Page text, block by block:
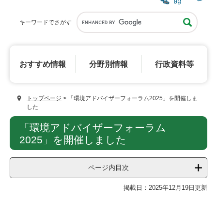
キーワードでさがす
おすすめ情報 分野別情報 行政資料等
トップページ >
「環境アドバイザーフォーラム2025」を開催しま
した
本
「環境アドバイザーフォーラム
2025」を開催しました
ページ内目次
掲載日：2025年12月19日更新